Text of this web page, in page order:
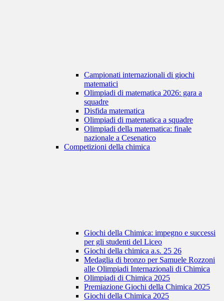
Campionati internazionali di giochi
matematici
Olimpiadi di matematica 2026: gara a
squadre
Disfida matematica
Olimpiadi di matematica a squadre
Olimpiadi della matematica: finale
nazionale a Cesenatico
Competizioni della chimica
Giochi della Chimica: impegno e successi
per gli studenti del Liceo
Giochi della chimica a.s. 25 26
Medaglia di bronzo per Samuele Rozzoni
alle Olimpiadi Internazionali di Chimica
Olimpiadi di Chimica 2025
Premiazione Giochi della Chimica 2025
Giochi della Chimica 2025